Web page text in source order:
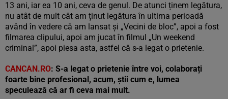
13 ani, iar ea 10 ani, ceva de genul. De atunci ținem legătura,
nu atât de mult cât am ținut legătura în ultima perioadă
având în vedere că am lansat și „Vecini de bloc”, apoi a fost
filmarea clipului, apoi am jucat în filmul „Un weekend
criminal”, apoi piesa asta, astfel că s-a legat o prietenie.
CANCAN.RO: S-a legat o prietenie între voi, colaborați
foarte bine profesional, acum, știi cum e, lumea
speculează că ar fi ceva mai mult.